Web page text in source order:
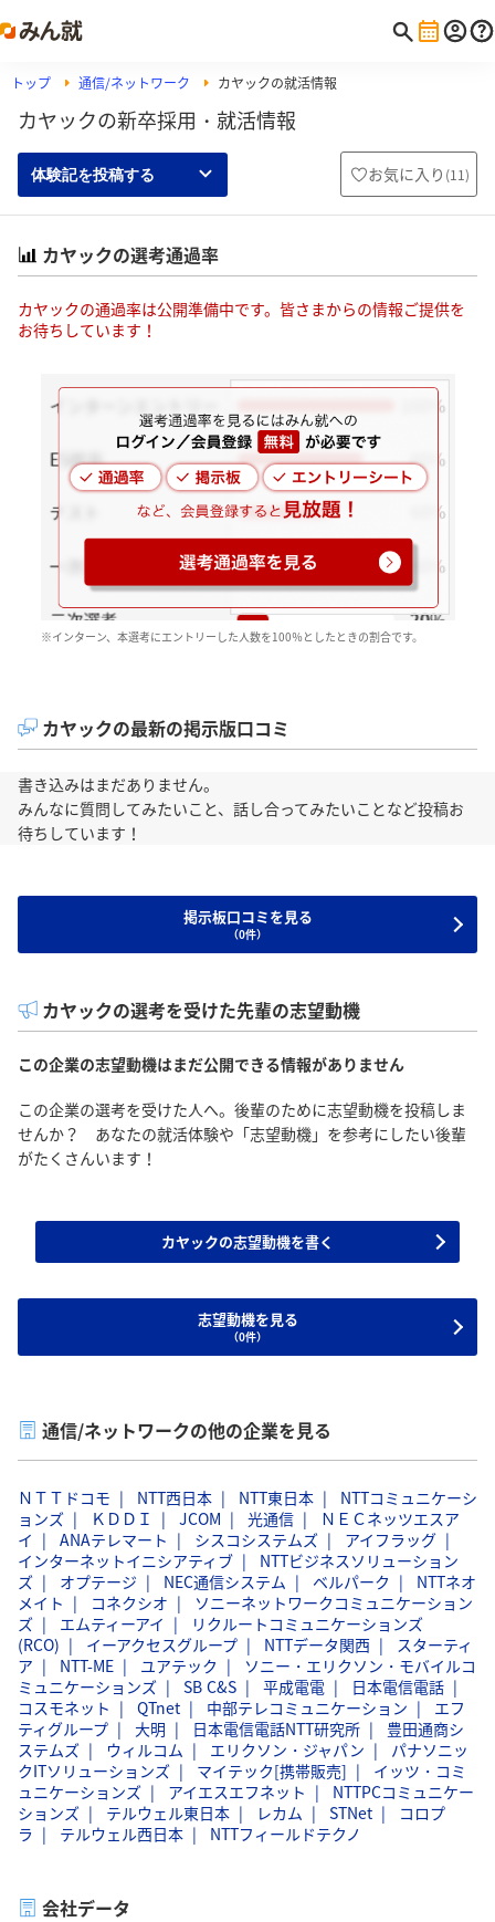
トップ 通信/ネットワーク カヤックの就活情報
カヤックの新卒採用・就活情報
体験記を投稿する お気に入り (11)
カヤックの選考通過率
カヤックの通過率は公開準備中です。皆さまからの情報ご提供を
お待ちしています！
※インターン、本選考にエントリーした人数を100％としたときの割合です。
カヤックの最新の掲示版口コミ
書き込みはまだありません。
みんなに質問してみたいこと、話し合ってみたいことなど投稿お
待ちしています！
掲示板口コミを見る
（0件）
カヤックの選考を受けた先輩の志望動機
この企業の志望動機はまだ公開できる情報がありません
この企業の選考を受けた人へ。後輩のために志望動機を投稿しま
せんか？ あなたの就活体験や「志望動機」を参考にしたい後輩
がたくさんいます！
カヤックの志望動機を書く
志望動機を見る
（0件）
通信/ネットワークの他の企業を見る
ＮＴＴドコモ NTT西日本 NTT東日本
NTTコミュニケーシ
ョンズ
ＫＤＤＩ JCOM 光通信
ＮＥＣネッツエスア
イ
ANAテレマート シスコシステムズ
アイフラッグ
インターネットイニシアティブ
NTTビジネスソリューション
ズ
オプテージ NEC通信システム ベルパーク
NTTネオ
メイト
コネクシオ
ソニーネットワークコミュニケーション
ズ
エムティーアイ
リクルートコミュニケーションズ
(RCO)
イーアクセスグループ NTTデータ関西
スターティ
ア
NTT-ME ユアテック
ソニー・エリクソン・モバイルコ
ミュニケーションズ
SB C&S 平成電電
日本電信電話
コスモネット
QTnet 中部テレコミュニケーション
エフ
ティグループ
大明 日本電信電話NTT研究所
豊田通商シ
ステムズ
ウィルコム エリクソン・ジャパン
パナソニッ
クITソリューションズ
マイテック[携帯販売]
イッツ・コミ
ュニケーションズ
アイエスエフネット
NTTPCコミュニケー
ションズ
テルウェル東日本 レカム STNet
コロプ
ラ
テルウェル西日本 NTTフィールドテクノ
会社データ